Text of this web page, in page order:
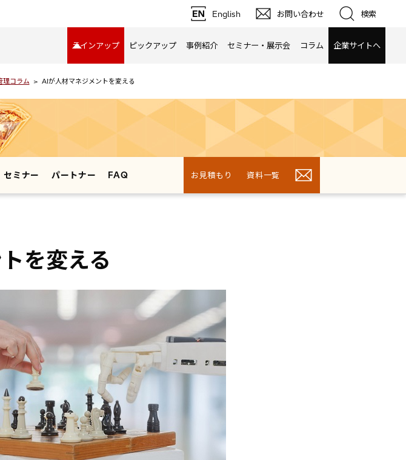
English お問い合わせ 検索
ラインアップ ピックアップ 事例紹介 セミナー・展示会 コラム 企業サイトへ
理コラム AIが人材マネジメントを変える
セミナー パートナー FAQ お見積もり 資料一覧
を変える